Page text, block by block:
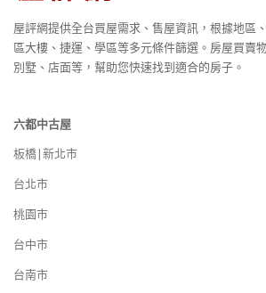
屋評網提供全台買屋需求、售屋資訊，根據地區
區大樓、捷運、學區等多元條件篩選。房屋買賣
別墅、店面等，幫助您快速找到適合的房子。
六都中古屋
板橋|新北市
台北市
桃園市
台中市
台南市